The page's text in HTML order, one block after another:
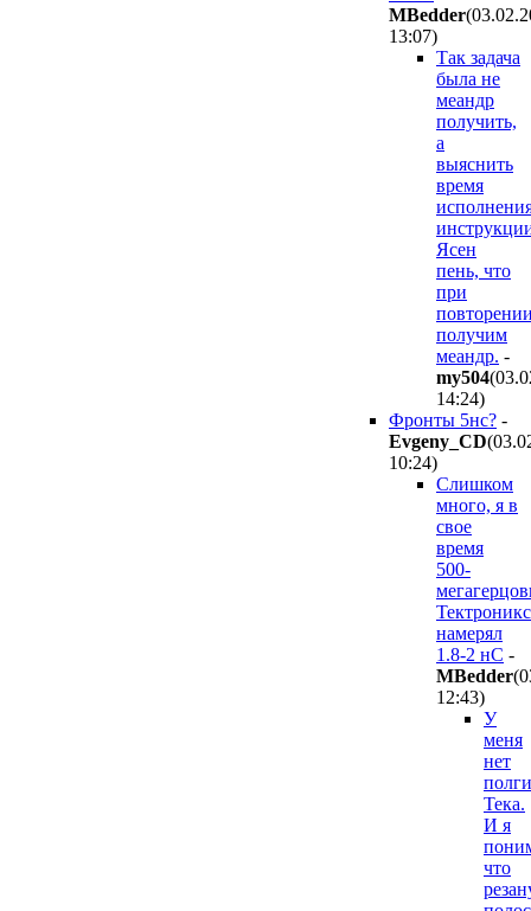
MBedder
13:07)
Так задача
была не
меандр
получить,
а
выяснить
время
Ясен
пень, что
при
получим
меандр. -
my504
14:24)
Фронты 5нс? -
Evgeny_CD
10:24)
Слишком
много, я в
свое
время
500-
намерял
1.8-2 нС -
MBedder
12:43)
У
меня
нет
Тека.
И я
что